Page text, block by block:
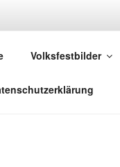
Volksfestbilder